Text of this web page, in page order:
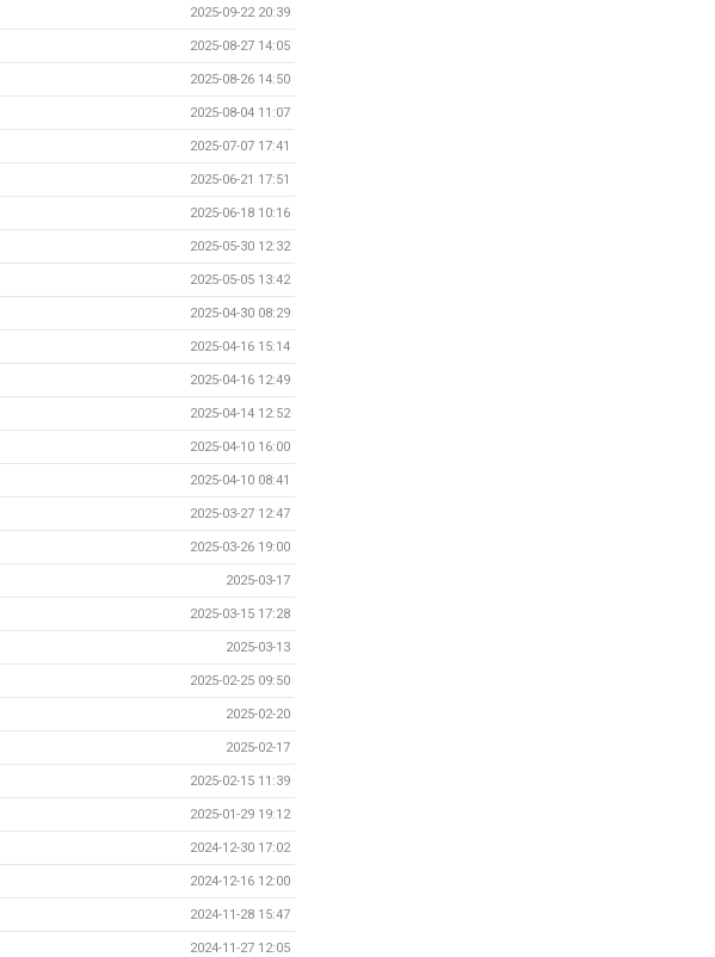
2025-09-22 20:39
2025-08-27 14:05
2025-08-26 14:50
2025-08-04 11:07
2025-07-07 17:41
2025-06-21 17:51
2025-06-18 10:16
2025-05-30 12:32
2025-05-05 13:42
2025-04-30 08:29
2025-04-16 15:14
2025-04-16 12:49
2025-04-14 12:52
2025-04-10 16:00
2025-04-10 08:41
2025-03-27 12:47
2025-03-26 19:00
2025-03-17
2025-03-15 17:28
2025-03-13
2025-02-25 09:50
2025-02-20
2025-02-17
2025-02-15 11:39
2025-01-29 19:12
2024-12-30 17:02
2024-12-16 12:00
2024-11-28 15:47
2024-11-27 12:05